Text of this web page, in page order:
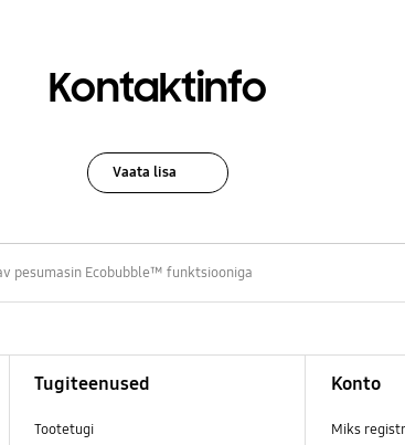
Kontaktinfo
Vaata lisa
pesumasin Ecobubble™ funktsiooniga
Tugiteenused
Tootetugi
Konto
Miks